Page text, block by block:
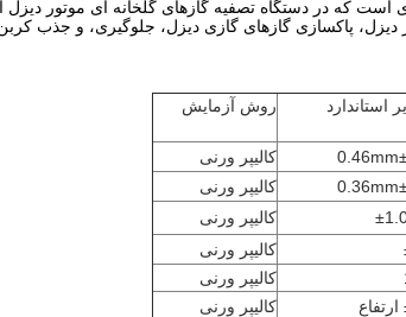
پاکسازی گازهای گازی دیزل، جلوگیری، و جذب کربن
استاندارد روش آزمایش
کالیپر ورنی
کالیپر ورنی
کالیپر ورنی
کالیپر ورنی
کالیپر ورنی
کالیپر ورنی